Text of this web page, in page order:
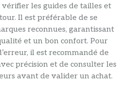
les guides de tailles et
Il est préférable de se
reconnues, garantissant
et un bon confort. Pour
il est recommandé de
précision et de consulter les
avant de valider un achat.